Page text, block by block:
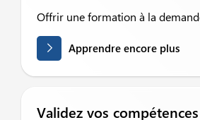
Offrir une formation à la
Apprendre encore plus
Validez vos compétences